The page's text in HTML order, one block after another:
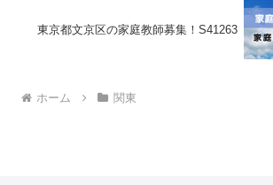
東京都文京区の家庭教師募集！S41263
ホーム 関東